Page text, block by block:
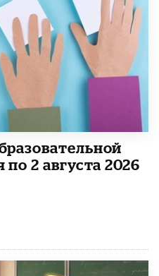
2 августа 2026